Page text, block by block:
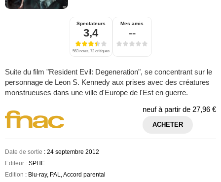
Spectateurs
3,4
563 notes, 72 critiques
Mes amis
--
Suite du film "Resident Evil: Degeneration", se concentrant sur le
personnage de Leon S. Kennedy aux prises avec des créatures
monstrueuses dans une ville d'Europe de l'Est en guerre.
neuf à partir de 27,96 €
ACHETER
Date de sortie : 24 septembre 2012
Editeur : SPHE
Edition : Blu-ray, PAL, Accord parental